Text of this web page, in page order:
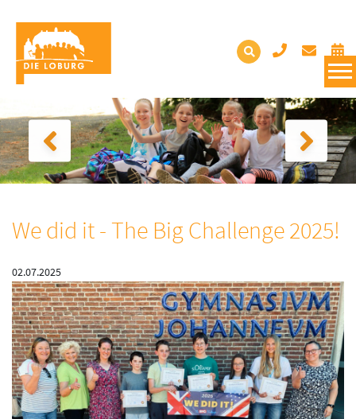
We did it - The Big Challenge 2025!
02.07.2025